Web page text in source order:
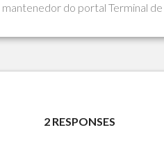
mantenedor do portal Terminal
2 RESPONSES